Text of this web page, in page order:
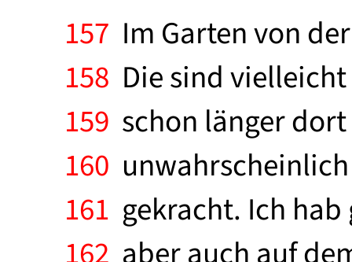
157 Im Garten von
158 Die sind
159 schon länger
160
161 gekracht. Ich